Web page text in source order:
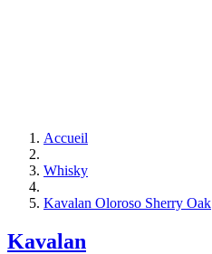
Accueil
Whisky
Kavalan Oloroso Sherry Oak
Kavalan